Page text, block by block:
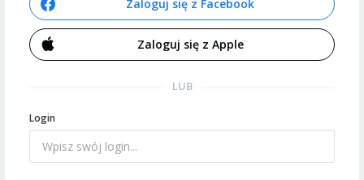
Zaloguj się z Facebook
Zaloguj się z Apple
LUB
Login